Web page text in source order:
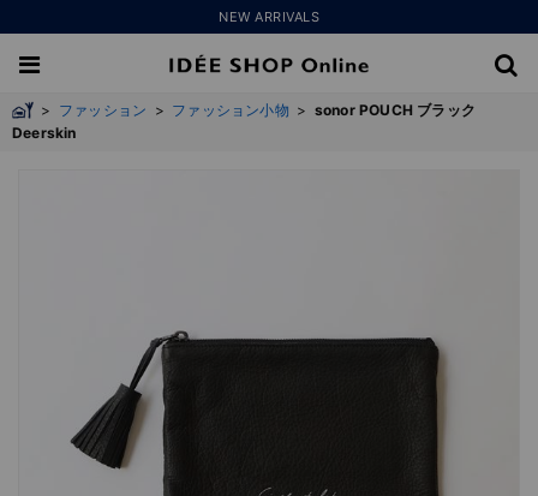
NEW ARRIVALS
> ファッション > ファッション小物 > sonor POUCH ブラック
Deerskin